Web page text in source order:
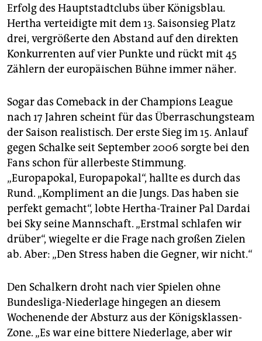
epaper login
Erfolg des Hauptstadtclubs über Königsblau.
Hertha verteidigte mit dem 13. Saisonsieg Platz
drei, vergrößerte den Abstand auf den direkten
Konkurrenten auf vier Punkte und rückt mit 45
Zählern der europäischen Bühne immer näher.
Sogar das Comeback in der Champions League
nach 17 Jahren scheint für das Überraschungsteam
der Saison realistisch. Der erste Sieg im 15. Anlauf
gegen Schalke seit September 2006 sorgte bei den
Fans schon für allerbeste Stimmung.
„Europapokal, Europapokal“, hallte es durch das
Rund. „Kompliment an die Jungs. Das haben sie
perfekt gemacht“, lobte Hertha-Trainer Pal Dardai
bei Sky seine Mannschaft. „Erstmal schlafen wir
drüber“, wiegelte er die Frage nach großen Zielen
ab. Aber: „Den Stress haben die Gegner, wir nicht.“
Den Schalkern droht nach vier Spielen ohne
Bundesliga-Niederlage hingegen an diesem
Wochenende der Absturz aus der Königsklassen-
Zone. „Es war eine bittere Niederlage, aber wir